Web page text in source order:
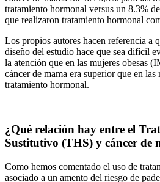
tratamiento hormonal versus un 8.3%
que realizaron tratamiento hormonal
Los propios autores hacen referencia a
diseño del estudio hace que sea difícil
la atención que en las mujeres obesas
cáncer de mama era superior que en
tratamiento hormonal.
¿Qué relación hay entre el
Sustitutivo (THS) y cáncer de
Como hemos comentado el uso de
asociado a un amento del riesgo de